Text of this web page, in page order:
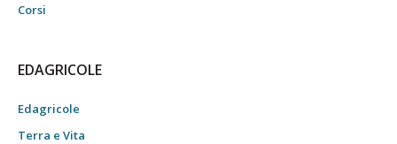
Corsi
EDAGRICOLE
Edagricole
Terra e Vita